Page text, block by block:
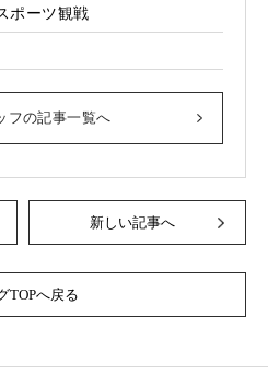
ポーツ観戦
フの記事一覧へ
新しい記事へ
TOPへ戻る